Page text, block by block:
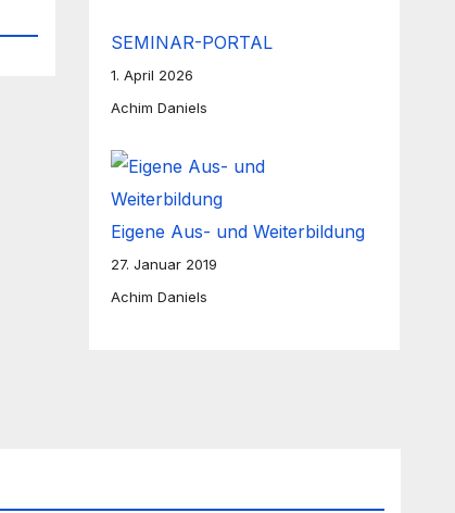
SEMINAR-PORTAL
1. April 2026
Achim Daniels
Eigene Aus- und Weiterbildung
27. Januar 2019
Achim Daniels